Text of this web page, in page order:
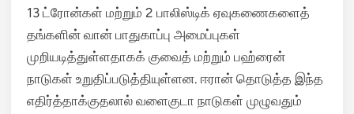
13 ட்ரோன்கள் மற்றும் 2 பாலிஸ்டிக் ஏவுகணைகளைத்
தங்களின் வான் பாதுகாப்பு அமைப்புகள்
முறியடித்துள்ளதாகக் குவைத் மற்றும் பஹ்ரைன்
நாடுகள் உறுதிப்படுத்தியுள்ளன. ஈரான் தொடுத்த இந்த
எதிர்த்தாக்குதலால் வளைகுடா நாடுகள் முழுவதும்